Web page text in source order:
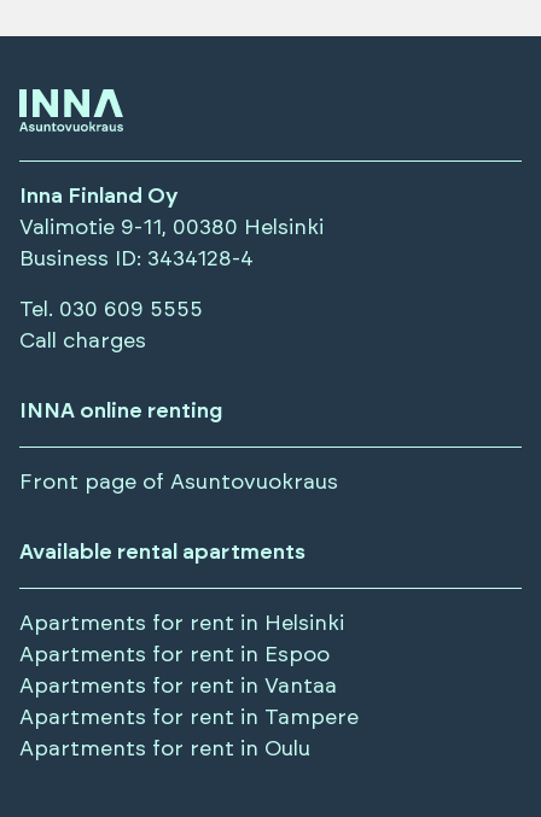
Inna Finland Oy
Valimotie 9-11, 00380 Helsinki
Business ID: 3434128-4
Tel. 030 609 5555
Call charges
INNA online renting
Front page of Asuntovuokraus
Available rental apartments
Apartments for rent in Helsinki
Apartments for rent in Espoo
Apartments for rent in Vantaa
Apartments for rent in Tampere
Apartments for rent in Oulu